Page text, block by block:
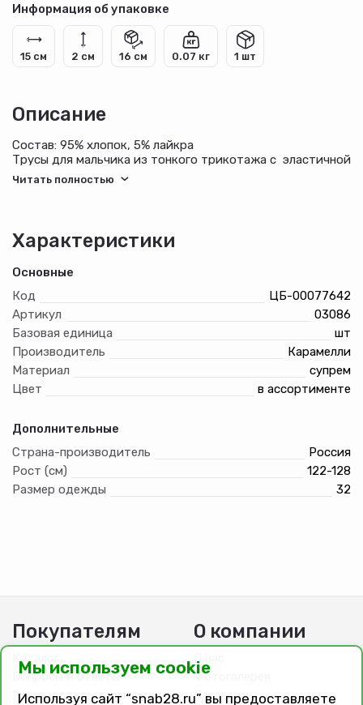
Информация об упаковке
15 см 2 см 16 см 0.07 кг 1 шт
Описание
Состав: 95% хлопок, 5% лайкра
Трусы для мальчика из тонкого трикотажа с эластичной
лентой, низ изделия подшит, спереди вставка.
Характеристики
Основные
Код
ЦБ-00077642
Артикул
03086
Базовая единица
шт
Производитель
Карамелли
Материал
супрем
Цвет
в ассортименте
Дополнительные
Страна-производитель
Россия
Рост (см)
122-128
Размер одежды
32
Покупателям
Каталог
Вопросы и ответы
Заказ, оплата, доставка
О компании
О нас
Фотогалерея
Вакансии
Мы используем cookie
Используя сайт “snab28.ru” вы предоставляете